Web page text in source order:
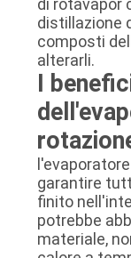
di rotavapor
distillazione
composti
alterarli.
I
garantire
finito
potrebbe
materiale,